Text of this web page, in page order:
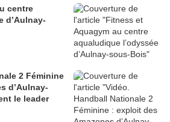
centre
d’Aulnay-
2 Féminine
d’Aulnay-
le leader